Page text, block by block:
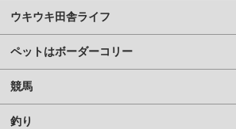
ウキウキ田舎ライフ
ペットはボーダーコリー
競馬
釣り